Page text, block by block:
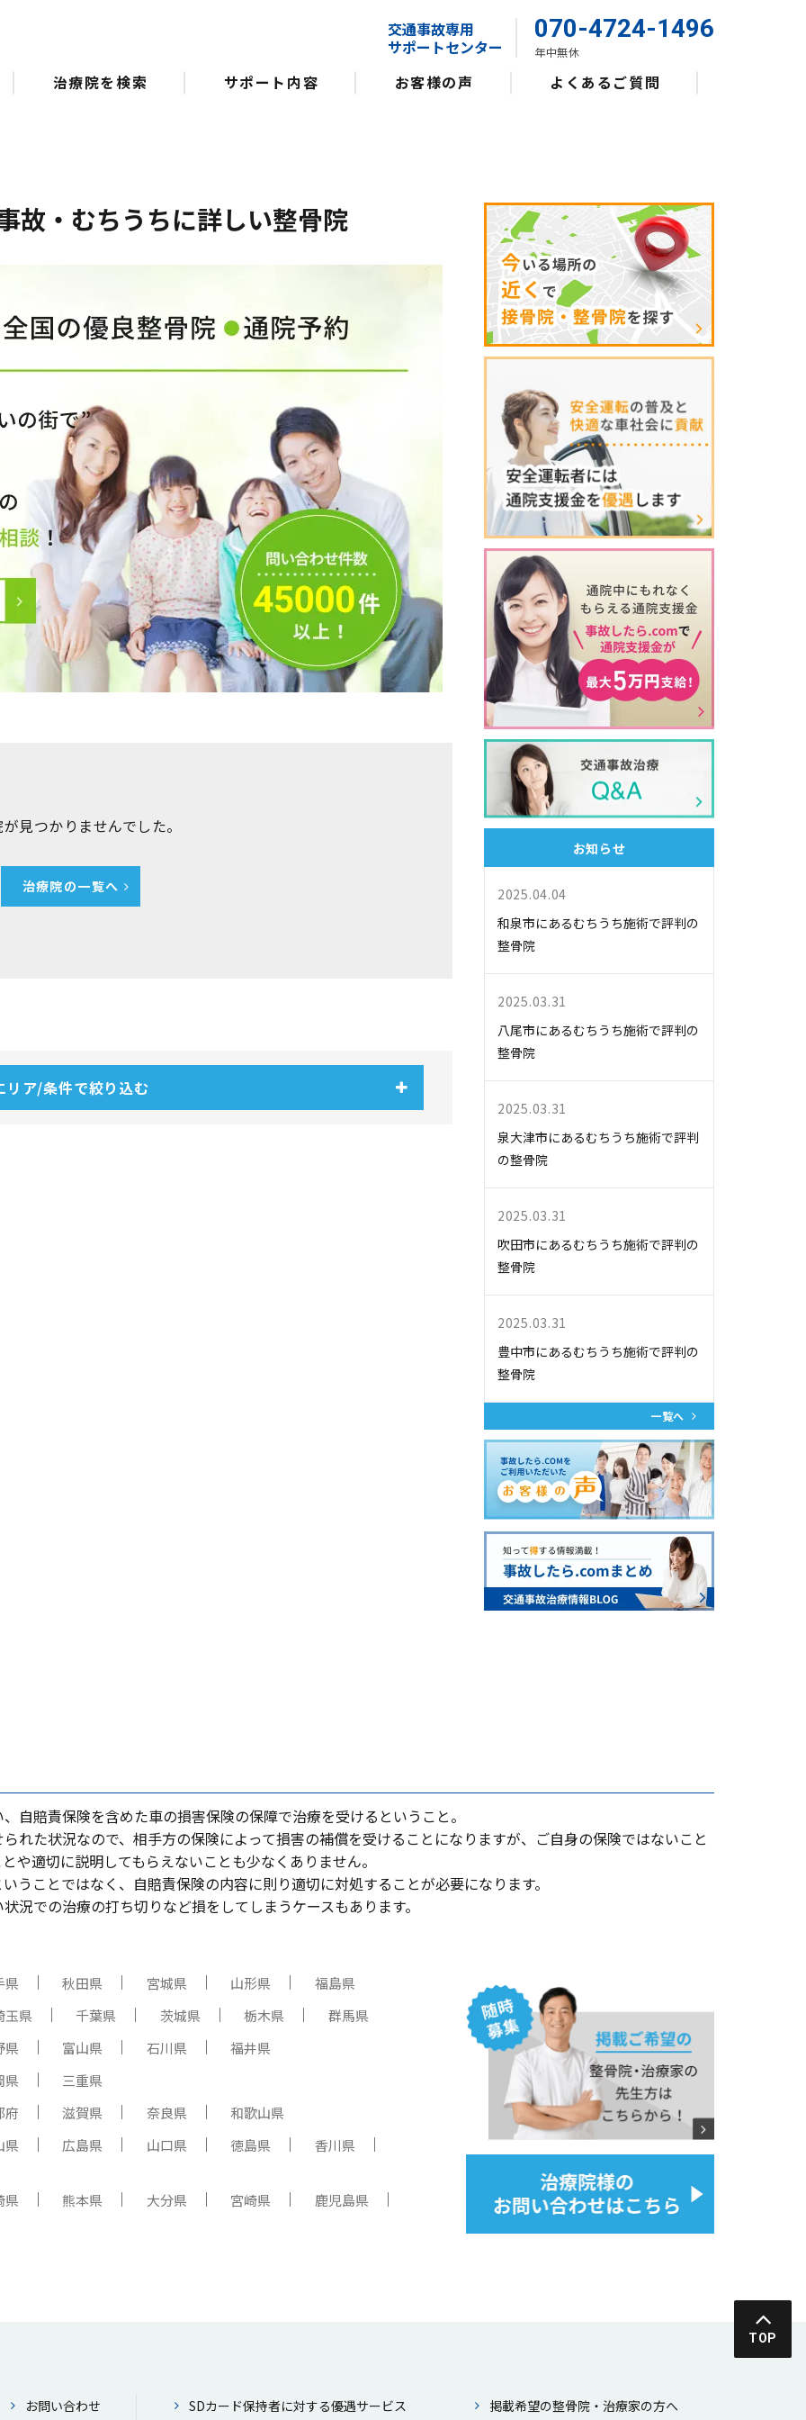
交通事故専用
サポートセンター
070-4724-1496
年中無休
治療院を検索 サポート内容 お客様の声 よくあるご質問
故・むちうちに詳しい整骨院
見つかりませんでした。
治療院の一覧へ
リア/条件で絞り込む
お知らせ
2025.04.04
和泉市にあるむちうち施術で評判の
整骨院
2025.03.31
八尾市にあるむちうち施術で評判の
整骨院
2025.03.31
泉大津市にあるむちうち施術で評判
の整骨院
2025.03.31
吹田市にあるむちうち施術で評判の
整骨院
2025.03.31
豊中市にあるむちうち施術で評判の
整骨院
一覧へ
⾃賠責保険を含めた⾞の損害保険の保障で治療を受けるということ。
れた状況なので、相⼿⽅の保険によって損害の補償を受けることになりますが、ご⾃⾝の保険ではないこと
や適切に説明してもらえないことも少なくありません。
うことではなく、⾃賠責保険の内容に則り適切に対処することが必要になります。
況での治療の打ち切りなど損をしてしまうケースもあります。
県 秋田県 宮城県 山形県
福島県
玉県
千葉県 茨城県 栃木県
群馬県
県
富山県 石川県
福井県
県
三重県
府
滋賀県 奈良県
和歌山県
県
広島県 山口県 徳島県 香川県
県 熊本県 大分県 宮崎県 鹿児島県
TOP
お問い合わせ SDカード保持者に対する優遇サービス 掲載希望の整⾻院・治療家の⽅へ